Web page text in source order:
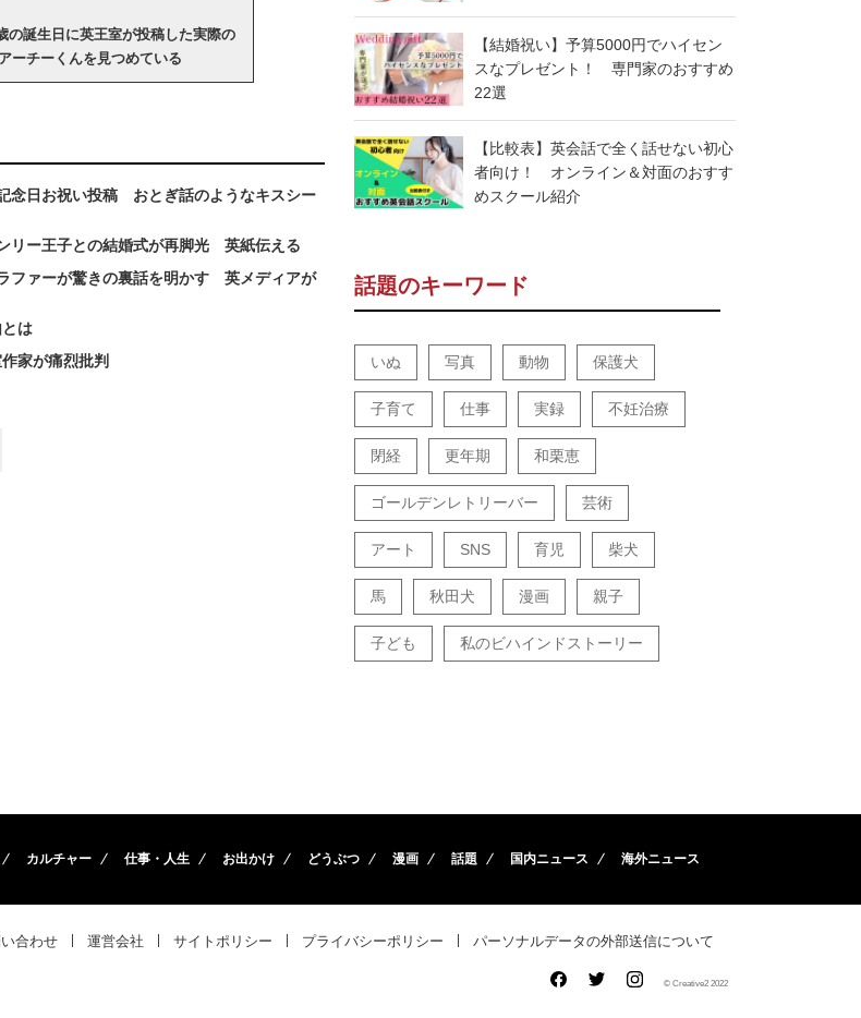
の誕生日に英王室が投稿した実際の
ーチーくんを見つめている
念日お祝い投稿 おとぎ話のようなキスシー
リー王子との結婚式が再脚光 英紙伝える
ファーが驚きの裏話を明かす 英メディアが
は
家が痛烈批判
【結婚祝い】予算5000円でハイセン
スなプレゼント！ 専門家のおすすめ
22選
【比較表】英会話で全く話せない初心
者向け！ オンライン＆対面のおすす
めスクール紹介
話題のキーワード
いぬ 写真 動物 保護犬
子育て 仕事 実録 不妊治療
閉経 更年期 和栗恵
ゴールデンレトリーバー 芸術
アート SNS 育児 柴犬
馬 秋田犬 漫画 親子
子ども 私のビハインドストーリー
カルチャー 仕事・人生 お出かけ どうぶつ 漫画 話題 国内ニュース 海外ニュース
合わせ 運営会社 サイトポリシー プライバシーポリシー パーソナルデータの外部送信について
© Creative2 2022